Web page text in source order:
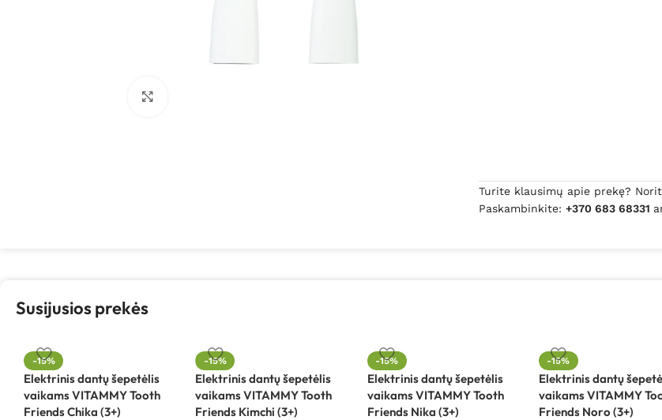
Turite klausimų apie prekę?
Paskambinkite:+370 683 68331
Susijusios prekės
-15%
Elektrinis dantų šepetėlis
vaikams VITAMMY Tooth
Friends Chika (3+)
-15%
Elektrinis dantų šepetėlis
vaikams VITAMMY Tooth
Friends Kimchi (3+)
-15%
Elektrinis dantų šepetėlis
vaikams VITAMMY Tooth
Friends Nika (3+)
-15%
Elektrinis dantų
vaikams VITAMMY
Friends Noro (3+)